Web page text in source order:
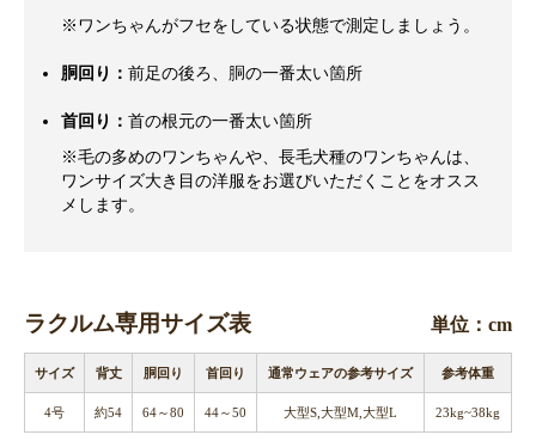
※ワンちゃんがフセをしている状態で測定しましょう。
胴回り： 前足の後ろ、胴の一番太い箇所
首回り： 首の根元の一番太い箇所
※毛の多めのワンちゃんや、長毛犬種のワンちゃんは、
ワンサイズ大き目の洋服をお選びいただくことをオスス
メします。
ラクルム専用サイズ表 単位：cm
サイズ 背丈 胴回り 首回り 通常ウェアの参考サイズ 参考体重
4号 約54 64～80 44～50 大型S,大型M,大型L 23kg~38kg